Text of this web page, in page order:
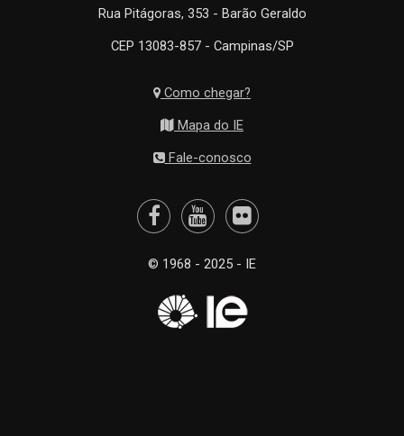
Rua Pitágoras, 353 - Barão Geraldo
CEP 13083-857 - Campinas/SP
Como chegar?
Mapa do IE
Fale-conosco
© 1968 - 2025 - IE